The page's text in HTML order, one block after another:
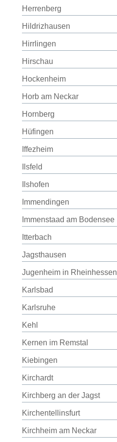
Herrenberg
Hildrizhausen
Hirrlingen
Hirschau
Hockenheim
Horb am Neckar
Hornberg
Hüfingen
Iffezheim
Ilsfeld
Ilshofen
Immendingen
Immenstaad am Bodensee
Itterbach
Jagsthausen
Jugenheim in Rheinhessen
Karlsbad
Karlsruhe
Kehl
Kernen im Remstal
Kiebingen
Kirchardt
Kirchberg an der Jagst
Kirchentellinsfurt
Kirchheim am Neckar